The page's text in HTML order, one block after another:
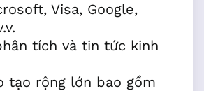
Visa, Google,
tích và tin tức kinh
tạo rộng lớn bao gồm